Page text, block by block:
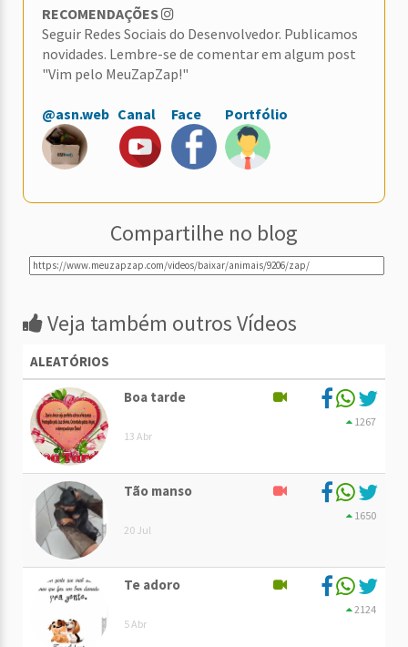
RECOMENDAÇÕES
Seguir Redes Sociais do Desenvolvedor. Publicamos
novidades. Lembre-se de comentar em algum post
"Vim pelo MeuZapZap!"
@asn.web Canal Face Portfólio
Compartilhe no blog
Veja também outros Vídeos
ALEATÓRIOS
Boa tarde
13 Abr
1267
Tão manso
20 Jul
1650
Te adoro
5 Abr
2124